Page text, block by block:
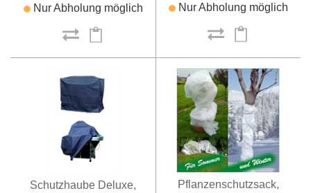
Nur Abholung möglich Nur Abholung möglich
Schutzhaube Deluxe,
Pflanzenschutzsack,